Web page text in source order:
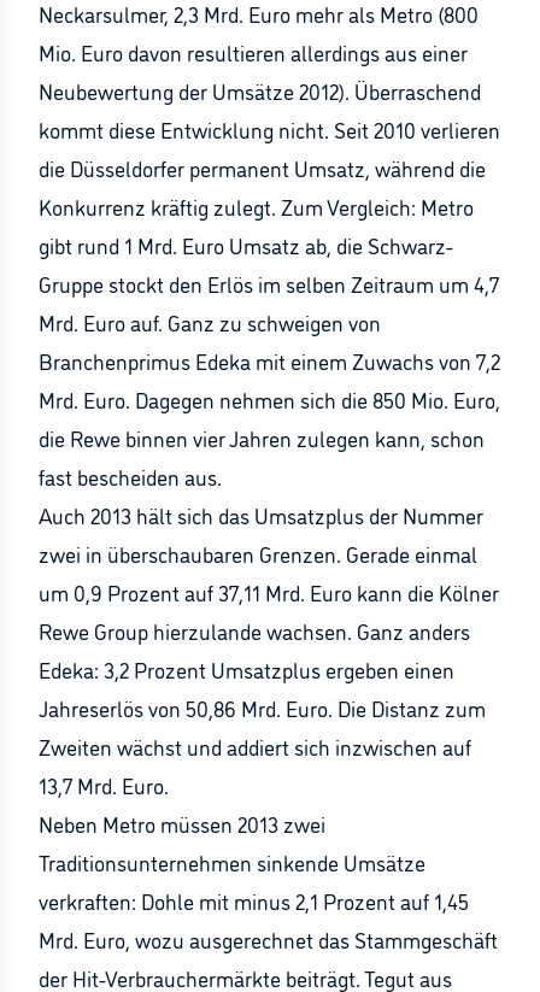
Neckarsulmer, 2,3 Mrd. Euro mehr als Metro (800
Mio. Euro davon resultieren allerdings aus einer
Neubewertung der Umsätze 2012). Überraschend
kommt diese Entwicklung nicht. Seit 2010 verlieren
die Düsseldorfer permanent Umsatz, während die
Konkurrenz kräftig zulegt. Zum Vergleich: Metro
gibt rund 1 Mrd. Euro Umsatz ab, die Schwarz-
Gruppe stockt den Erlös im selben Zeitraum um 4,7
Mrd. Euro auf. Ganz zu schweigen von
Branchenprimus Edeka mit einem Zuwachs von 7,2
Mrd. Euro. Dagegen nehmen sich die 850 Mio. Euro,
die Rewe binnen vier Jahren zulegen kann, schon
fast bescheiden aus.
Auch 2013 hält sich das Umsatzplus der Nummer
zwei in überschaubaren Grenzen. Gerade einmal
um 0,9 Prozent auf 37,11 Mrd. Euro kann die Kölner
Rewe Group hierzulande wachsen. Ganz anders
Edeka: 3,2 Prozent Umsatzplus ergeben einen
Jahreserlös von 50,86 Mrd. Euro. Die Distanz zum
Zweiten wächst und addiert sich inzwischen auf
13,7 Mrd. Euro.
Neben Metro müssen 2013 zwei
Traditionsunternehmen sinkende Umsätze
verkraften: Dohle mit minus 2,1 Prozent auf 1,45
Mrd. Euro, wozu ausgerechnet das Stammgeschäft
der Hit-Verbrauchermärkte beiträgt. Tegut aus